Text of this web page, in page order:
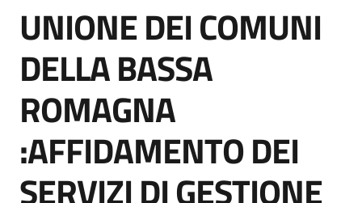
di
acquisto
Supporto
Piattaforme
telematiche
Salta al contenuto
UNIONE DEI COMUNI
DELLA BASSA
ROMAGNA
:AFFIDAMENTO DEI
SERVIZI DI GESTIONE